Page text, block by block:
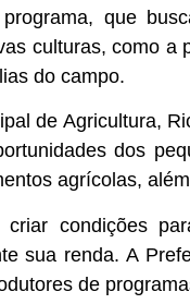
que
culturas, como a
do campo.
de Agricultura,
dos
agrícolas,
criar condições
sua renda. A
de